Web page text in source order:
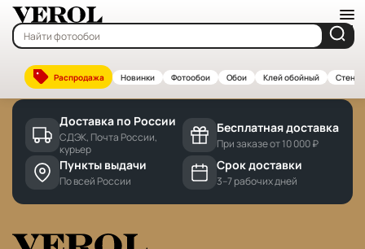
Распродажа Новинки Фотообои Обои Клей обойный
Главная—Бренды
Доставка по России
СДЭК, Почта России,
курьер
Бесплатная доставка
При заказе от 10 000 ₽
Пункты выдачи
По всей России
Срок доставки
3–7 рабочих дней